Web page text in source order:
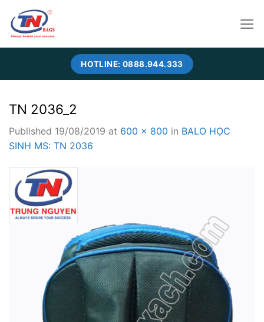
content
HOTLINE: 0888.944.333
TN 2036_2
Published 19/08/2019 at 600 × 800 in BALO HỌC
SINH MS: TN 2036